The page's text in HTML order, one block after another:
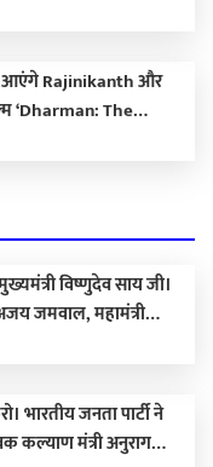
आएंगे Rajinikanth और
‘Dharman: The
आया खौफनाक फर्स्ट
विष्णुदेव साय जी।
जमवाल, महामंत्री
संगठन रामप्रताप जी से
भारतीय जनता पार्टी ने
कल्याण मंत्री अनुराग